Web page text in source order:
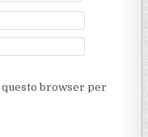
questo browser per